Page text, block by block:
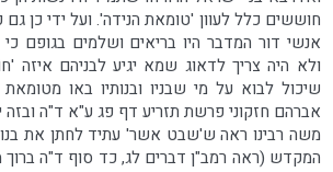
חוששים כלל לעוון 'טומאת הנידה'. ועל ידי כן
אנשי דור המדבר היו בריאים ושלמים בגופם
ולא היה צריך לדאוג שמא יגיע לבניהם איזה
שיכול לבוא על מי שבניו ובנותיו באו
אברהם חזקוני פרשת תזריע דף פג ע"א ד"ה ובזה
משה רבינו ראה ש'שבט אשר' עתיד לחתן את
המקדש (ראה רמב"ן דברים לג, כד סוף ד"ה